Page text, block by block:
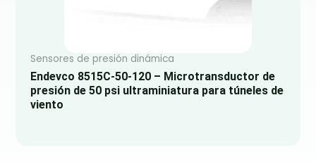
Sensores de presión dinámica
Endevco 8515C-50-120 – Microtransductor de
presión de 50 psi ultraminiatura para túneles de
viento